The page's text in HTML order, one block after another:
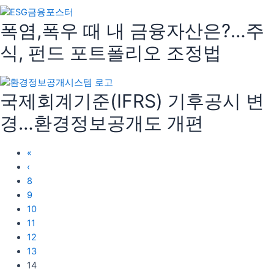
폭염,폭우 때 내 금융자산은?…주
식, 펀드 포트폴리오 조정법
국제회계기준(IFRS) 기후공시 변
경…환경정보공개도 개편
«
‹
8
9
10
11
12
13
14